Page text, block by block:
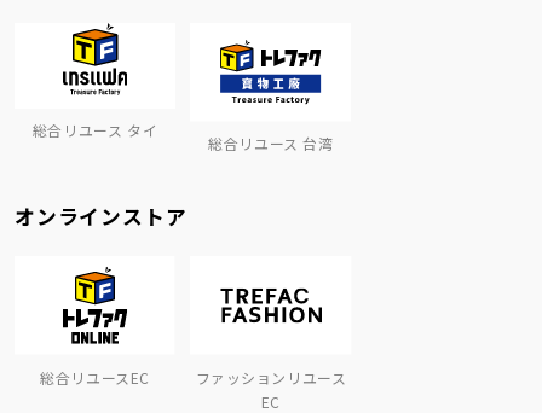
総合リユース タイ
総合リユース 台湾
オンラインストア
総合リユースEC
ファッションリユース
EC